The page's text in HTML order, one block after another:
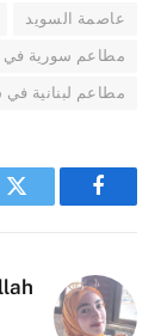
عاصمة السويد
مطاعم سورية في
مطاعم لبنانية في
فيسبوك